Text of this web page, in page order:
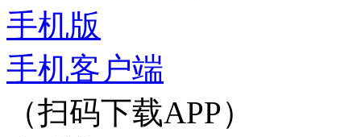
手机版
手机客户端
（扫码下载APP）